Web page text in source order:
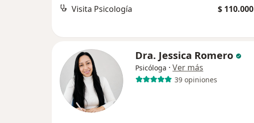
Visita Psicología $ 110.000
Dra. Jessica Romero
Psicóloga · Ver más
39 opiniones